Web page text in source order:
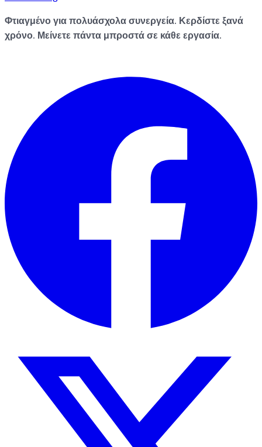
Φτιαγμένο για πολυάσχολα συνεργεία. Κερδίστε ξανά
χρόνο. Μείνετε πάντα μπροστά σε κάθε εργασία.